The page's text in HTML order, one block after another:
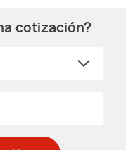
cotización?